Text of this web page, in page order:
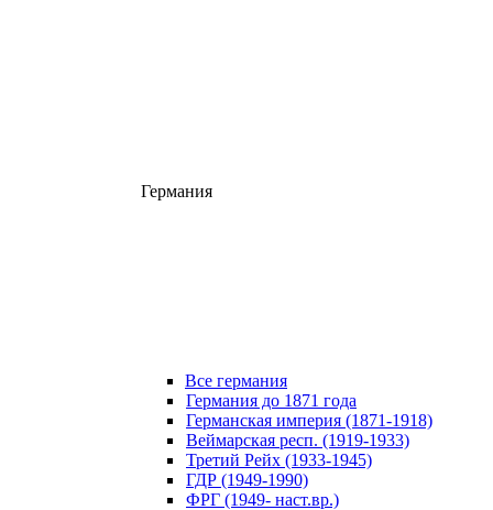
Германия
Все германия
Германия до 1871 года
Германская империя (1871-1918)
Веймарская респ. (1919-1933)
Третий Рейх (1933-1945)
ГДР (1949-1990)
ФРГ (1949- наст.вр.)